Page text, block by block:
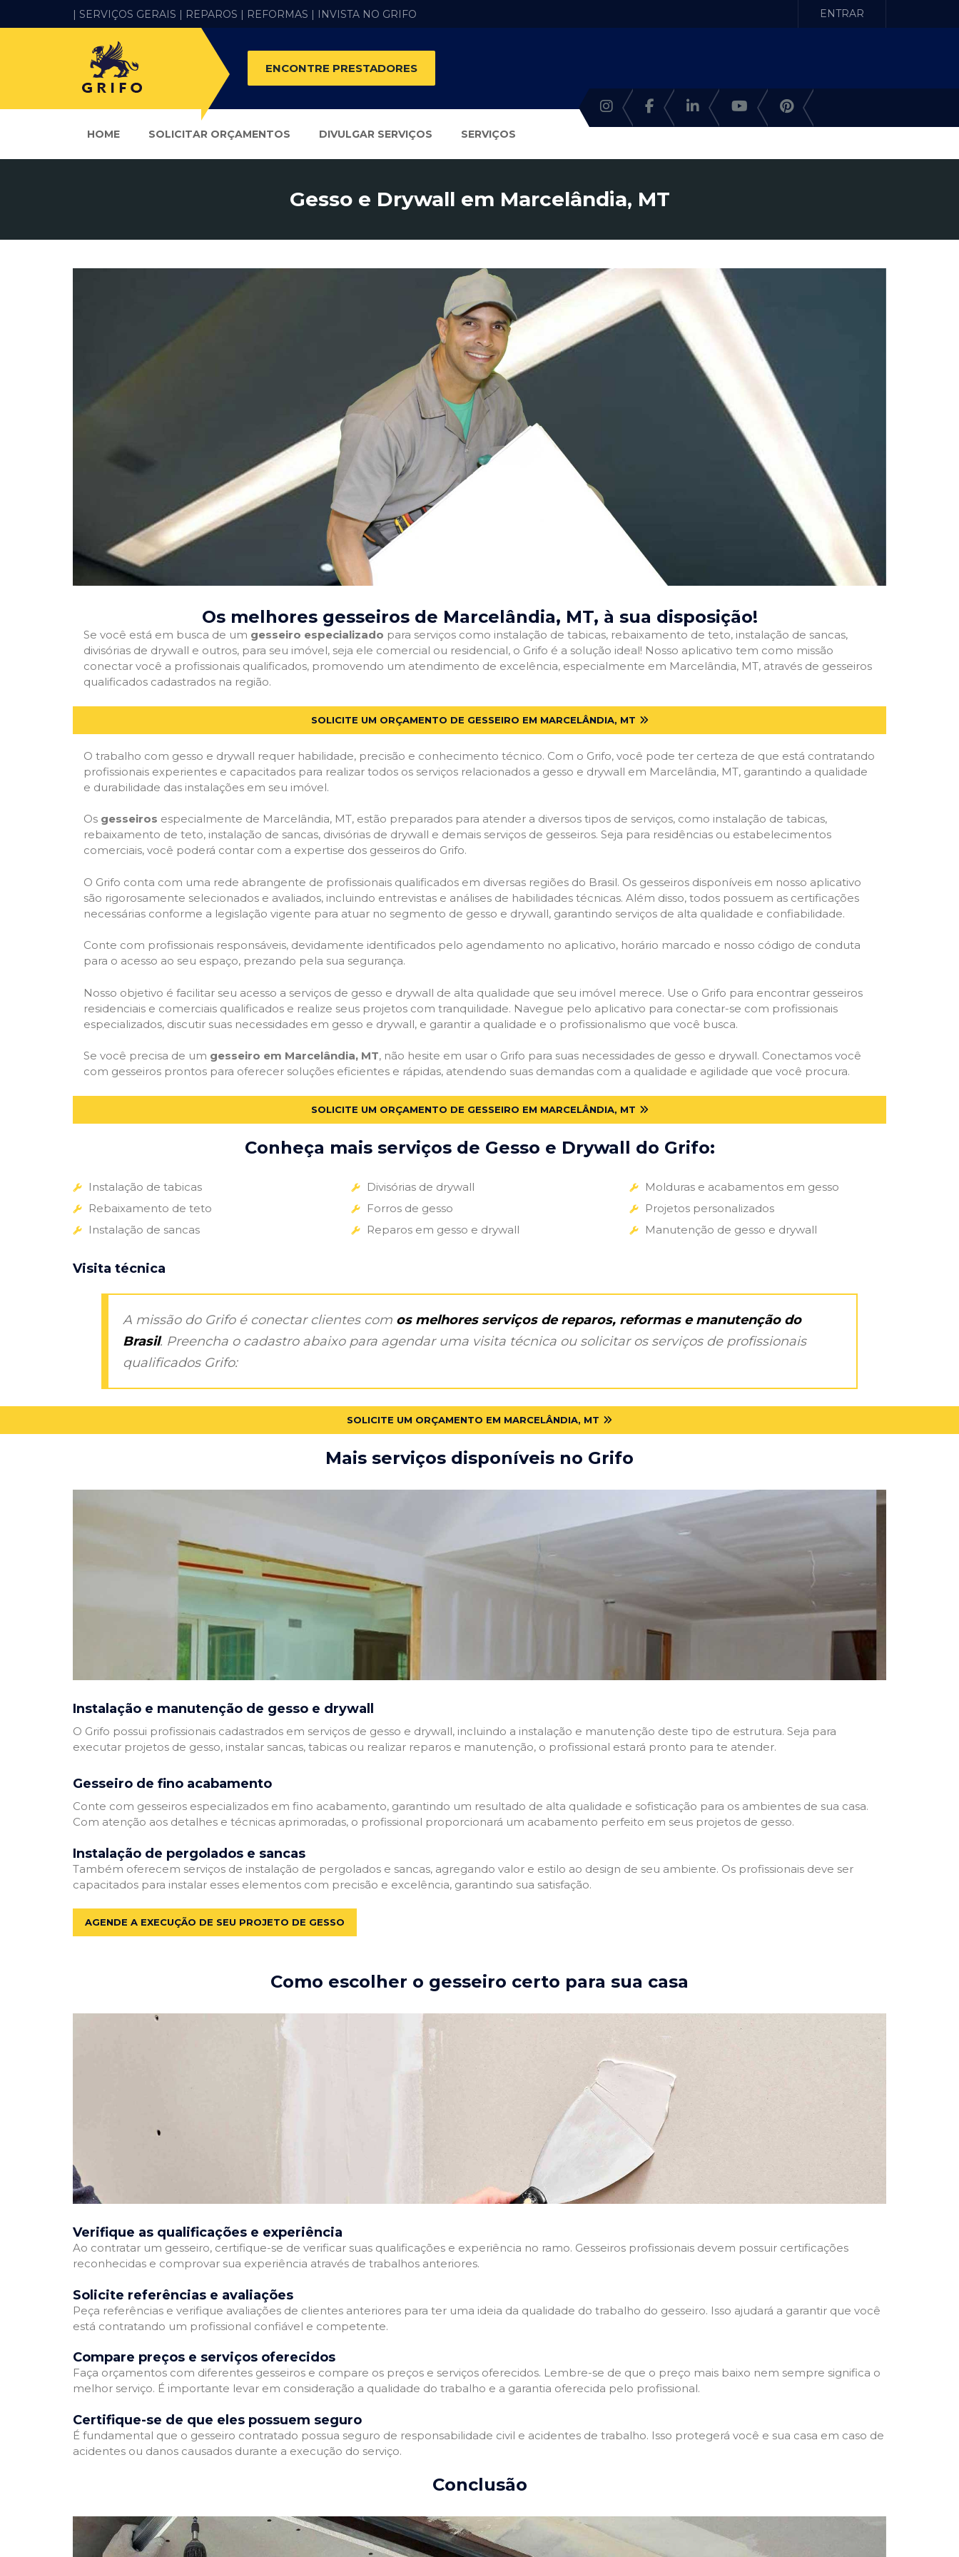
| SERVIÇOS GERAIS | REPAROS | REFORMAS | INVISTA NO GRIFO ENTRAR
ENCONTRE PRESTADORES
HOME SOLICITAR ORÇAMENTOS DIVULGAR SERVIÇOS SERVIÇOS
Gesso e Drywall em Marcelândia, MT
Os melhores gesseiros de Marcelândia, MT, à sua disposição!
Se você está em busca de um gesseiro especializado para serviços como instalação de tabicas, rebaixamento de teto, instalação de sancas,
divisórias de drywall e outros, para seu imóvel, seja ele comercial ou residencial, o Grifo é a solução ideal! Nosso aplicativo tem como missão
conectar você a profissionais qualificados, promovendo um atendimento de excelência, especialmente em Marcelândia, MT, através de gesseiros
qualificados cadastrados na região.
SOLICITE UM ORÇAMENTO DE GESSEIRO EM MARCELÂNDIA, MT
O trabalho com gesso e drywall requer habilidade, precisão e conhecimento técnico. Com o Grifo, você pode ter certeza de que está contratando
profissionais experientes e capacitados para realizar todos os serviços relacionados a gesso e drywall em Marcelândia, MT, garantindo a qualidade
e durabilidade das instalações em seu imóvel.
Os gesseiros especialmente de Marcelândia, MT, estão preparados para atender a diversos tipos de serviços, como instalação de tabicas,
rebaixamento de teto, instalação de sancas, divisórias de drywall e demais serviços de gesseiros. Seja para residências ou estabelecimentos
comerciais, você poderá contar com a expertise dos gesseiros do Grifo.
O Grifo conta com uma rede abrangente de profissionais qualificados em diversas regiões do Brasil. Os gesseiros disponíveis em nosso aplicativo
são rigorosamente selecionados e avaliados, incluindo entrevistas e análises de habilidades técnicas. Além disso, todos possuem as certificações
necessárias conforme a legislação vigente para atuar no segmento de gesso e drywall, garantindo serviços de alta qualidade e confiabilidade.
Conte com profissionais responsáveis, devidamente identificados pelo agendamento no aplicativo, horário marcado e nosso código de conduta
para o acesso ao seu espaço, prezando pela sua segurança.
Nosso objetivo é facilitar seu acesso a serviços de gesso e drywall de alta qualidade que seu imóvel merece. Use o Grifo para encontrar gesseiros
residenciais e comerciais qualificados e realize seus projetos com tranquilidade. Navegue pelo aplicativo para conectar-se com profissionais
especializados, discutir suas necessidades em gesso e drywall, e garantir a qualidade e o profissionalismo que você busca.
Se você precisa de um gesseiro em Marcelândia, MT, não hesite em usar o Grifo para suas necessidades de gesso e drywall. Conectamos você
com gesseiros prontos para oferecer soluções eficientes e rápidas, atendendo suas demandas com a qualidade e agilidade que você procura.
SOLICITE UM ORÇAMENTO DE GESSEIRO EM MARCELÂNDIA, MT
Conheça mais serviços de Gesso e Drywall do Grifo:
Instalação de tabicas
Rebaixamento de teto
Instalação de sancas
Divisórias de drywall
Forros de gesso
Reparos em gesso e drywall
Molduras e acabamentos em gesso
Projetos personalizados
Manutenção de gesso e drywall
Visita técnica
A missão do Grifo é conectar clientes com os melhores serviços de reparos, reformas e manutenção do
Brasil. Preencha o cadastro abaixo para agendar uma visita técnica ou solicitar os serviços de profissionais
qualificados Grifo:
SOLICITE UM ORÇAMENTO EM MARCELÂNDIA, MT
Mais serviços disponíveis no Grifo
Instalação e manutenção de gesso e drywall
O Grifo possui profissionais cadastrados em serviços de gesso e drywall, incluindo a instalação e manutenção deste tipo de estrutura. Seja para
executar projetos de gesso, instalar sancas, tabicas ou realizar reparos e manutenção, o profissional estará pronto para te atender.
Gesseiro de fino acabamento
Conte com gesseiros especializados em fino acabamento, garantindo um resultado de alta qualidade e sofisticação para os ambientes de sua casa.
Com atenção aos detalhes e técnicas aprimoradas, o profissional proporcionará um acabamento perfeito em seus projetos de gesso.
Instalação de pergolados e sancas
Também oferecem serviços de instalação de pergolados e sancas, agregando valor e estilo ao design de seu ambiente. Os profissionais deve ser
capacitados para instalar esses elementos com precisão e excelência, garantindo sua satisfação.
AGENDE A EXECUÇÃO DE SEU PROJETO DE GESSO
Como escolher o gesseiro certo para sua casa
Verifique as qualificações e experiência
Ao contratar um gesseiro, certifique-se de verificar suas qualificações e experiência no ramo. Gesseiros profissionais devem possuir certificações
reconhecidas e comprovar sua experiência através de trabalhos anteriores.
Solicite referências e avaliações
Peça referências e verifique avaliações de clientes anteriores para ter uma ideia da qualidade do trabalho do gesseiro. Isso ajudará a garantir que você
está contratando um profissional confiável e competente.
Compare preços e serviços oferecidos
Faça orçamentos com diferentes gesseiros e compare os preços e serviços oferecidos. Lembre-se de que o preço mais baixo nem sempre significa o
melhor serviço. É importante levar em consideração a qualidade do trabalho e a garantia oferecida pelo profissional.
Certifique-se de que eles possuem seguro
É fundamental que o gesseiro contratado possua seguro de responsabilidade civil e acidentes de trabalho. Isso protegerá você e sua casa em caso de
acidentes ou danos causados durante a execução do serviço.
Conclusão